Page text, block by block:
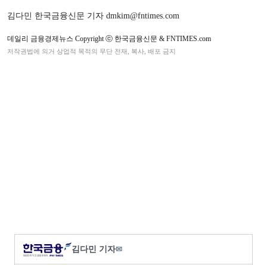
김다민 한국금융신문 기자 dmkim@fntimes.com
데일리 금융경제뉴스 Copyright ⓒ 한국금융신문 & FNTIMES.com
저작권법에 의거 상업적 목적의 무단 전재, 복사, 배포 금지
김다민 기자✉